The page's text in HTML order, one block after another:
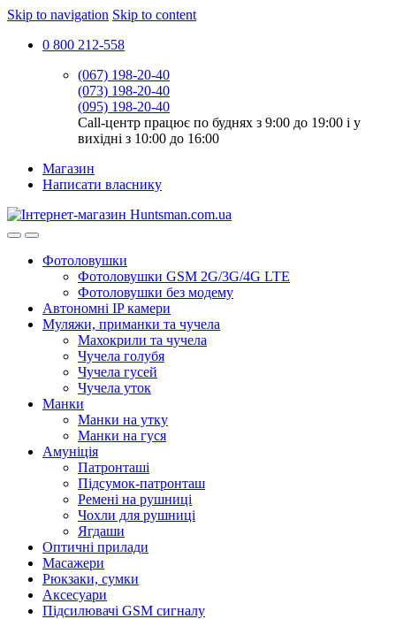
Skip to navigation Skip to content
0 800 212-558
(067) 198-20-40
(073) 198-20-40
(095) 198-20-40
Call-центр працює по буднях з 9:00 до 19:00 і у
вихідні з 10:00 до 16:00
Магазин
Написати власнику
Фотоловушки
Фотоловушки GSM 2G/3G/4G LTE
Фотоловушки без модему
Автономні IP камери
Муляжи, приманки та чучела
Махокрили та чучела
Чучела голубя
Чучела гусей
Чучела уток
Манки
Манки на утку
Манки на гуся
Амуніція
Патронташі
Підсумок-патронташ
Ремені на рушниці
Чохли для рушниці
Ягдаши
Оптичні прилади
Масажери
Рюкзаки, сумки
Аксесуари
Підсилювачі GSM сигналу